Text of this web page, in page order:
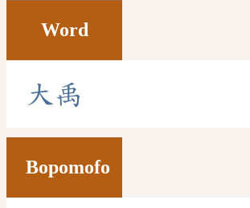
Word
大 禹
Bopomofo